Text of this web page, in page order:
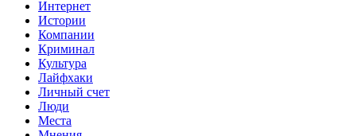
Интернет
Истории
Компании
Криминал
Культура
Лайфхаки
Личный счет
Люди
Места